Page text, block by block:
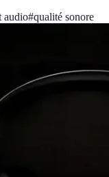
audio#qualité sonore